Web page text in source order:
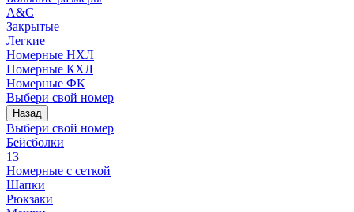
A&C
Закрытые
Легкие
Номерные НХЛ
Номерные КХЛ
Номерные ФК
Выбери свой номер
Назад
Выбери свой номер
Бейсболки
13
Номерные с сеткой
Шапки
Рюкзаки